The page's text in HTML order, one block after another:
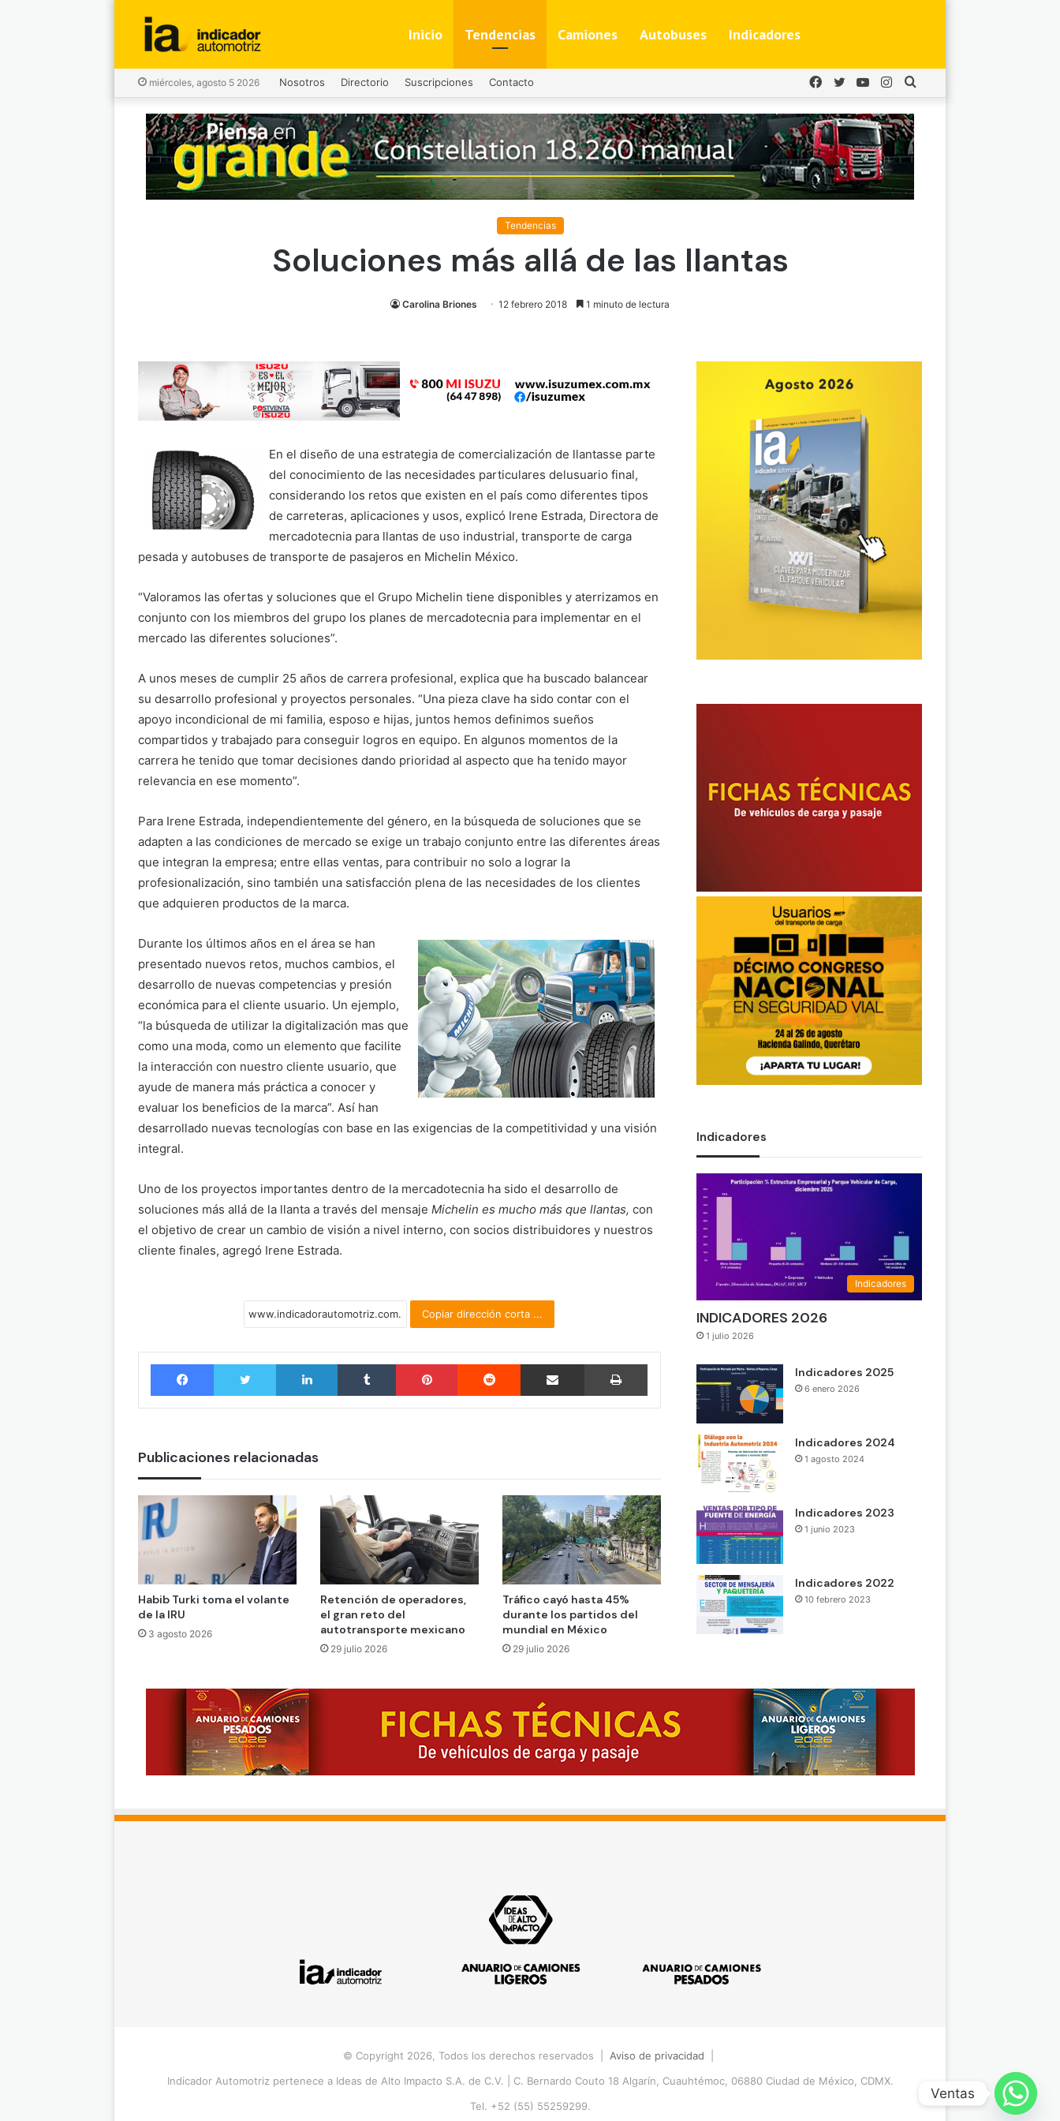
Inicio Tendencias Camiones Autobuses Indicadores
miércoles, agosto 5 2026 Nosotros Directorio Suscripciones Contacto
Buscar
Instagram
YouTube
Twitter
Facebook
Tendencias
Soluciones más allá de las llantas
Carolina Briones 12 febrero 2018 1 minuto de lectura
En el diseño de una estrategia de comercialización de llantasse parte
del conocimiento de las necesidades particulares delusuario final,
considerando los retos que existen en el país como diferentes tipos
de carreteras, aplicaciones y usos, explicó Irene Estrada, Directora de
mercadotecnia para llantas de uso industrial, transporte de carga
pesada y autobuses de transporte de pasajeros en Michelin México.
“Valoramos las ofertas y soluciones que el Grupo Michelin tiene disponibles y aterrizamos en
conjunto con los miembros del grupo los planes de mercadotecnia para implementar en el
mercado las diferentes soluciones”.
A unos meses de cumplir 25 años de carrera profesional, explica que ha buscado balancear
su desarrollo profesional y proyectos personales. “Una pieza clave ha sido contar con el
apoyo incondicional de mi familia, esposo e hijas, juntos hemos definimos sueños
compartidos y trabajado para conseguir logros en equipo. En algunos momentos de la
carrera he tenido que tomar decisiones dando prioridad al aspecto que ha tenido mayor
relevancia en ese momento”.
Para Irene Estrada, independientemente del género, en la búsqueda de soluciones que se
adapten a las condiciones de mercado se exige un trabajo conjunto entre las diferentes áreas
que integran la empresa; entre ellas ventas, para contribuir no solo a lograr la
profesionalización, sino también una satisfacción plena de las necesidades de los clientes
que adquieren productos de la marca.
Durante los últimos años en el área se han
presentado nuevos retos, muchos cambios, el
desarrollo de nuevas competencias y presión
económica para el cliente usuario. Un ejemplo,
“la búsqueda de utilizar la digitalización mas que
como una moda, como un elemento que facilite
la interacción con nuestro cliente usuario, que
ayude de manera más práctica a conocer y
evaluar los beneficios de la marca”. Así han
desarrollado nuevas tecnologías con base en las exigencias de la competitividad y una visión
integral.
Uno de los proyectos importantes dentro de la mercadotecnia ha sido el desarrollo de
soluciones más allá de la llanta a través del mensaje Michelin es mucho más que llantas, con
el objetivo de crear un cambio de visión a nivel interno, con socios distribuidores y nuestros
cliente finales, agregó Irene Estrada.
Copiar dirección corta ...
Facebook Twitter LinkedIn Tumblr Pinterest Reddit Compartir por correo electrónico
Publicaciones relacionadas
Habib Turki toma el volante
de la IRU
3 agosto 2026
Retención de operadores,
el gran reto del
autotransporte mexicano
29 julio 2026
Tráfico cayó hasta 45%
durante los partidos del
mundial en México
29 julio 2026
Indicadores
Indicadores
INDICADORES 2026
1 julio 2026
Indicadores 2025
6 enero 2026
Indicadores 2024
1 agosto 2024
Indicadores 2023
1 junio 2023
Indicadores 2022
10 febrero 2023
© Copyright 2026, Todos los derechos reservados | Aviso de privacidad
Indicador Automotriz pertenece a Ideas de Alto Impacto S.A. de C.V. | C. Bernardo Couto 18 Algarín, Cuauhtémoc, 06880 Ciudad de México, CDMX.
Tel. +52 (55) 55259299.
Ventas